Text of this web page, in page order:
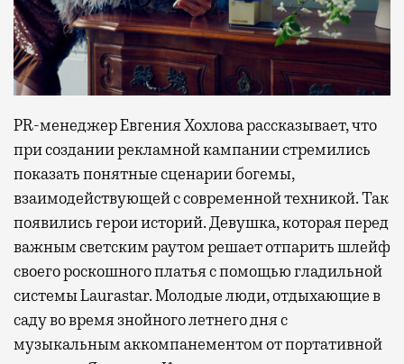
PR-менеджер Евгения Хохлова рассказывает, что
при создании рекламной кампании стремились
показать понятные сценарии богемы,
взаимодействующей с современной техникой. Так
появились герои историй. Девушка, которая перед
важным светским раутом решает отпарить шлейф
своего роскошного платья с помощью гладильной
системы Laurastar. Молодые люди, отдыхающие в
саду во время знойного летнего дня с
музыкальным аккомпанементом от портативной